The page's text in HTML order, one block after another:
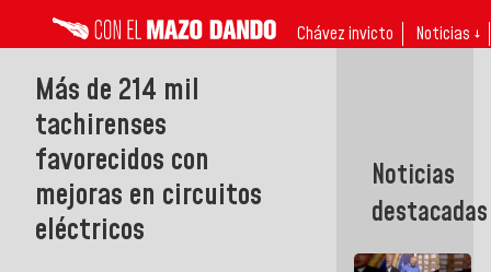
Chávez invicto Noticias ↓
Más de 214 mil
tachirenses
favorecidos con
mejoras en circuitos
eléctricos
Noticias
destacadas